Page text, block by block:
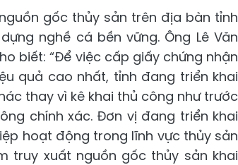
gốc thủy sản trên địa bàn tỉnh
nghề cá bền vững. Ông Lê Văn
biết: “Để việc cấp giấy chứng nhận
quả cao nhất, tỉnh đang triển khai
thay vì kê khai thủ công như trước
chính xác. Đơn vị đang triển khai
hoạt động trong lĩnh vực thủy sản
truy xuất nguồn gốc thủy sản khai